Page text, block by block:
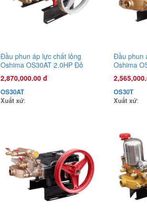
Đầu phun áp lực
Vàng COV22X
1,135,000.00 đ
Đầu phun áp lực chất lỏng
Oshima OS30AT 2.0HP Đỏ
(hoạt động bằng sức kéo động
cơ)
2,870,000.00 đ
OS30AT
Xuất xứ:
Đầu phun
Oshima
động
OS30T
Xuất xứ: